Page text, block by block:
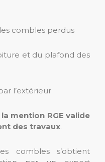
combles perdus
et du plafond des
l’extérieur
mention RGE valide
des travaux.
combles s’obtient